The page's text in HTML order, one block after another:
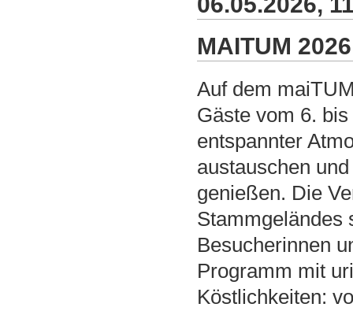
MAITUM 2026
Auf dem
Gäste vom 6.
entspannter
austauschen
genießen. Die
Stammgeländes
Besucherinnen
Programm mit
Köstlichkeiten: